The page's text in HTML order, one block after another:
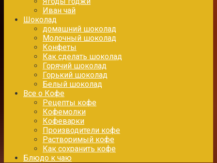
Иван чай
Шоколад
домашний шоколад
Молочный шоколад
Конфеты
Как сделать шоколад
Горячий шоколад
Горький шоколад
Белый шоколад
Все о Кофе
Рецепты кофе
Кофемолки
Кофеварки
Производители кофе
Растворимый кофе
Как сохранить кофе
Блюдо к чаю